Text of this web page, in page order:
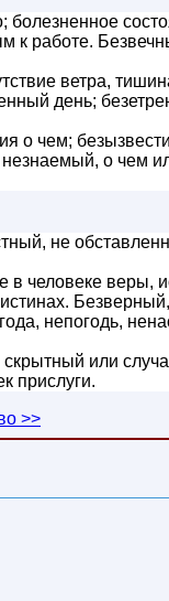
болезненное
к работе.
ветра,
день;
о чем;
о чем
не
в человеке веры,
непогодь,
или
прислуги.
>>